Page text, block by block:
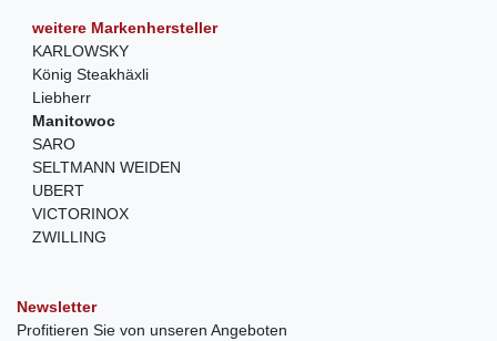
weitere Markenhersteller
KARLOWSKY
König Steakhäxli
Liebherr
Manitowoc
SARO
SELTMANN WEIDEN
UBERT
VICTORINOX
ZWILLING
Newsletter
Profitieren Sie von unseren Angeboten